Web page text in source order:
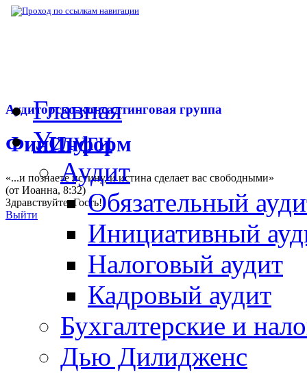
Аудиторско-консалтинговая группа
ФинИнформ
«...и познаете истину, и истина сделает вас свободными»
(от Иоанна, 8:32)
Здравствуйте,Гость!
Выйти
Главная
Услуги
Аудит
Обязательный
Инициативный
Налоговый аудит
Кадровый аудит
Бухгалтерские и
Дью Дилидженс